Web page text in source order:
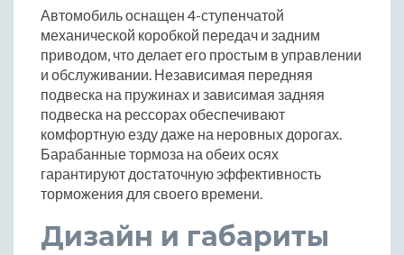
Автомобиль оснащен 4-ступенчатой
механической коробкой передач и задним
приводом, что делает его простым в управлении
и обслуживании. Независимая передняя
подвеска на пружинах и зависимая задняя
подвеска на рессорах обеспечивают
комфортную езду даже на неровных дорогах.
Барабанные тормоза на обеих осях
гарантируют достаточную эффективность
торможения для своего времени.
Дизайн и габариты